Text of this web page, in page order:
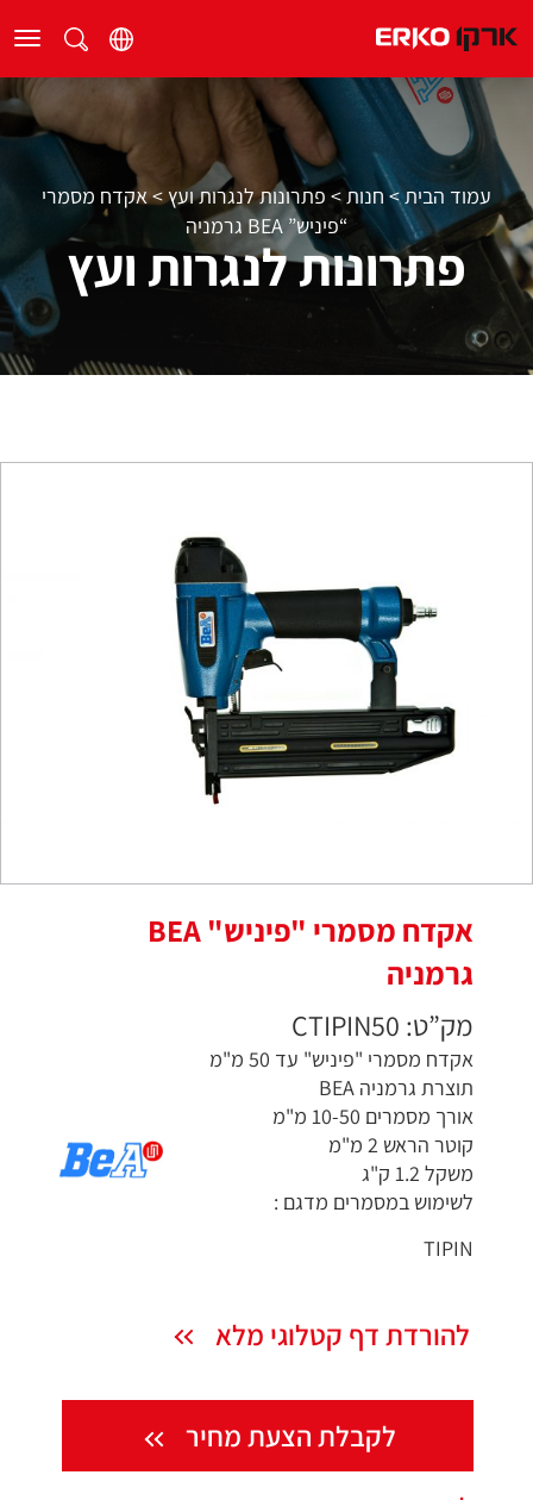
עמוד הבית>חנות> פתרונות לנגרות ועץ>אקדח מסמרי
“פיניש” BEA גרמניה
פתרונות לנגרות ועץ
אקדח מסמרי "פיניש" BEA
גרמניה
מק”ט: CTIPIN50
אקדח מסמרי "פיניש" עד 50 מ"מ
תוצרת גרמניה BEA
אורך מסמרים 10-50 מ"מ
קוטר הראש 2 מ"מ
משקל 1.2 ק"ג
לשימוש במסמרים מדגם :
TIPIN
להורדת דף קטלוגי מלא
לקבלת הצעת מחיר